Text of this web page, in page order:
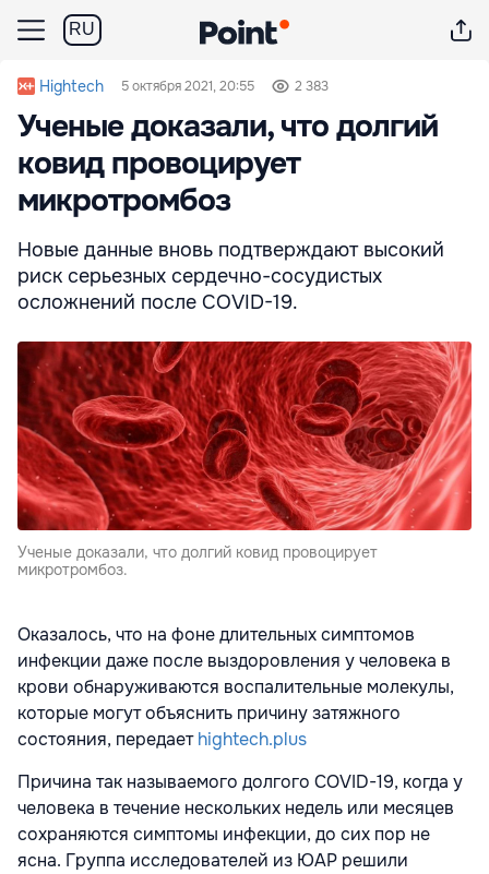
RU
Hightech 5 октября 2021, 20:55 2 383
Ученые доказали, что долгий
ковид провоцирует
микротромбоз
Новые данные вновь подтверждают высокий
риск серьезных сердечно-сосудистых
осложнений после COVID-19.
Ученые доказали, что долгий ковид провоцирует
микротромбоз.
Оказалось, что на фоне длительных симптомов
инфекции даже после выздоровления у человека в
крови обнаруживаются воспалительные молекулы,
которые могут объяснить причину затяжного
состояния, передаетhightech.plus
Причина так называемого долгого COVID-19, когда у
человека в течение нескольких недель или месяцев
сохраняются симптомы инфекции, до сих пор не
ясна. Группа исследователей из ЮАР решили